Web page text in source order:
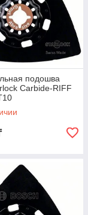
подошва
Carbide-RIFF